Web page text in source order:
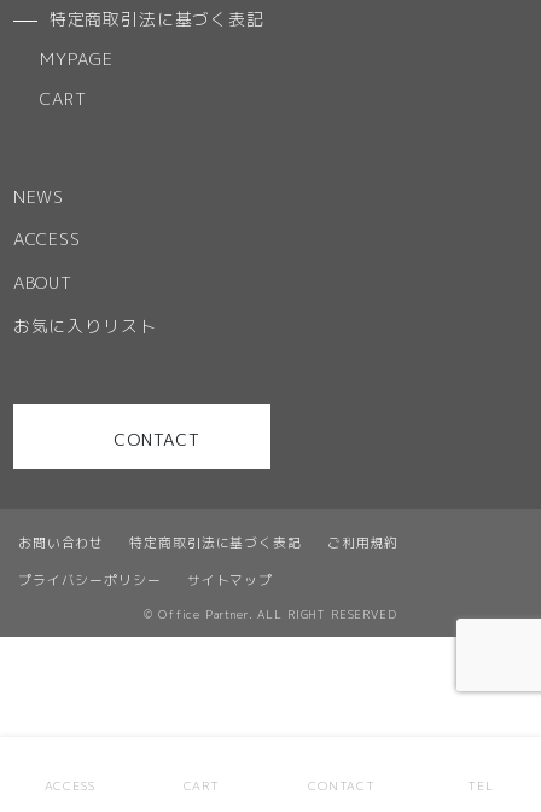
お問い合わせ 特定商取引法に基づく表記 ご利用規約
プライバシーポリシー サイトマップ
特定商取引法に基づく表記
MYPAGE
CART
NEWS
ACCESS
ABOUT
お気に入りリスト
CONTACT
© Office Partner. ALL RIGHT RESERVED
ACCESS CART CONTACT TEL